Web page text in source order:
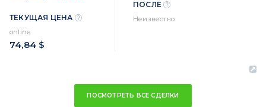
ТЕКУЩАЯ ЦЕНА
online
74,84 $
ПОСЛЕ
Неизвестно
ПОСМОТРЕТЬ ВСЕ СДЕЛКИ